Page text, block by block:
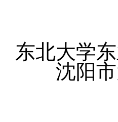
东北大学
沈阳